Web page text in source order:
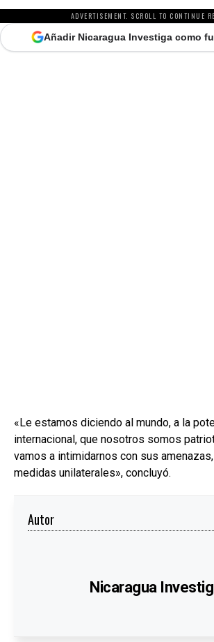
ADVERTISEMENT. SCROLL TO CONTINUE
Añadir Nicaragua Investiga como
«Le estamos diciendo al mundo, a la
internacional, que nosotros somos
vamos a intimidarnos con sus
medidas unilaterales», concluyó.
Autor
Nicaragua